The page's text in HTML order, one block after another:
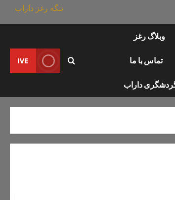
تنگه رغز داراب
وبلاگ رغز
تماس با ما
داراب
IVE